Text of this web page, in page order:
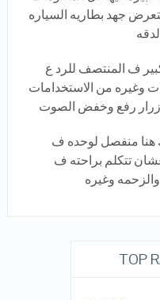
جهد بطاريه السياره
ف المنتصف للرد ع
وغيره من الاستخدامات
رفع وخفض الصوت
هنا منفصل لوحده ف
تتكلم براحته ف
وغيره
TOP